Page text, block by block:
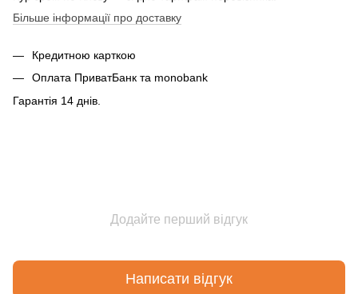
Більше інформації про доставку
Кредитною карткою
Оплата ПриватБанк та monobank
Гарантія 14 днів.
Додайте перший відгук
Написати відгук